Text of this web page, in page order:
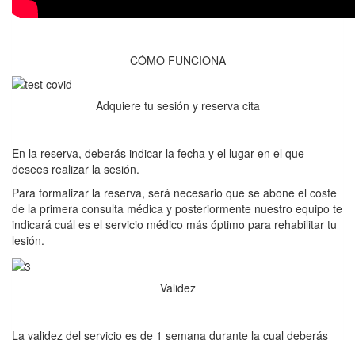
CÓMO FUNCIONA
Adquiere tu sesión y reserva cita
En la reserva, deberás indicar la fecha y el lugar en el que
desees realizar la sesión.
Para formalizar la reserva, será necesario que se abone el coste
de la primera consulta médica y posteriormente nuestro equipo te
indicará cuál es el servicio médico más óptimo para rehabilitar tu
lesión.
Validez
La validez del servicio es de 1 semana durante la cual deberás